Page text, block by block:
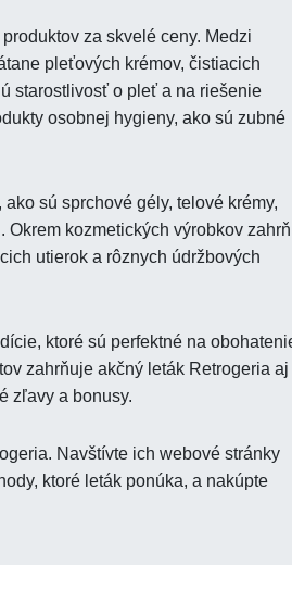
za skvelé ceny. Medzi
pleťových krémov, čistiacich
starostlivosť o pleť a na riešenie
osobnej hygieny, ako sú zubné
sú sprchové gély, telové krémy,
kozmetických výrobkov
utierok a rôznych údržbových
ktoré sú perfektné na
zahrňuje akčný leták Retrogeria aj
zľavy a bonusy.
Navštívte ich webové stránky
ktoré leták ponúka, a nakúpte